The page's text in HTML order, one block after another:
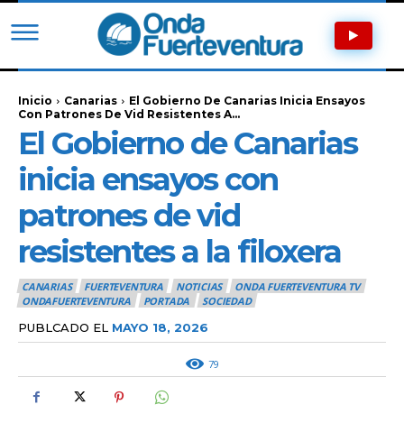
Inicio Canarias
El Gobierno De Canarias Inicia Ensayos
Con Patrones De Vid Resistentes A...
El Gobierno de Canarias
inicia ensayos con
patrones de vid
resistentes a la filoxera
CANARIAS FUERTEVENTURA NOTICIAS
ONDA FUERTEVENTURA TV
ONDAFUERTEVENTURA
PORTADA SOCIEDAD
PUBLCADO EL MAYO 18, 2026
79